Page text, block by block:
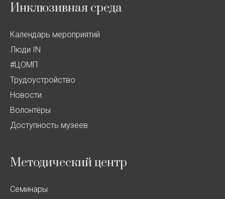
Инклюзивная среда
Календарь мероприятий
Люди IN
#ЦОМП
Трудоустройство
Новости
Волонтёры
Доступность музеев
Методический центр
Семинары